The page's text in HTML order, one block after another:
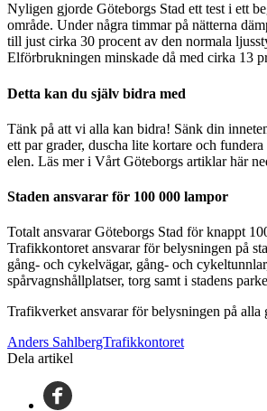
Nyligen gjorde Göteborgs Stad ett test i ett
område. Under några timmar på nätterna
till just cirka 30 procent av den normala
Elförbrukningen minskade då med cirka 13
Detta kan du själv bidra med
Tänk på att vi alla kan bidra! Sänk din
ett par grader, duscha lite kortare och
elen. Läs mer i Vårt Göteborgs artiklar här
Staden ansvarar för 100 000 lampor
Totalt ansvarar Göteborgs Stad för knappt
Trafikkontoret ansvarar för belysningen på
gång- och cykelvägar, gång- och
spårvagnshållplatser, torg samt i stadens
Trafikverket ansvarar för belysningen på alla
Anders SahlbergTrafikkontoret
Dela artikel